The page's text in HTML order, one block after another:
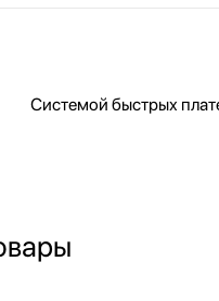
Системой быстрых